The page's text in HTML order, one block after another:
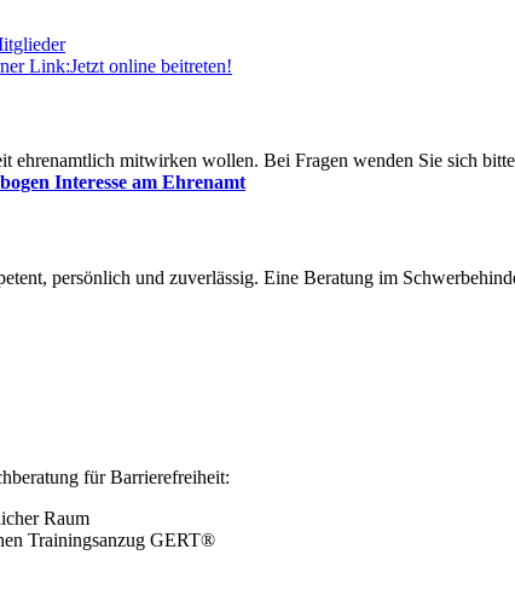
Link:Jetzt online beitreten!
ehrenamtlich mitwirken wollen. Bei Fragen wenden Sie sich
Interesse am Ehrenamt
persönlich und zuverlässig. Eine Beratung im
für Barrierefreiheit:
Raum
Trainingsanzug GERT®